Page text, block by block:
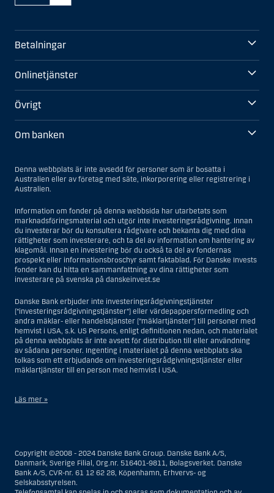
Betalningar
Onlinetjänster
Övrigt
Om banken
Denna webbplats är inte avsedd för personer som är bosatta i
Australien eller av företag med säte, inkorporering eller registrering i
Australien.
Information om fonder på denna webbsida har utarbetats som
marknadsföringsmaterial och utgör inte investeringsrådgivning. Innan
du investerar bör du konsultera rådgivare och bekanta dig med dina
rättigheter som investerare, och ta del av information om hantering av
klagomål. Innan en investering bör du också ta del av fondernas
prospekt eller informationsbroschyr samt faktablad. För Danske Invests
fonder kan du hitta en sammanfattning av dina rättigheter som
investerare på svenska på danskeinvest.se
Danske Bank erbjuder inte investeringsrådgivningstjänster
(”investeringsrådgivningstjänster”) eller värdepappersförmedling och
andra mäklar- eller handelstjänster (”mäklartjänster”) till personer med
hemvist i USA, s.k. US Persons, enligt definitionen nedan, och materialet
på denna webbplats är inte avsett för distribution till eller användning
av sådana personer. Ingenting i materialet på denna webbplats ska
tolkas som ett erbjudande om investeringsrådgivningstjänster eller
mäklartjänster till en person med hemvist i USA.
Läs mer »
agenturer som tillhör en person med hemvist i USA som bedriver
verksamhet av berättigade affärsskäl och anlitas och regleras som ett
försäkringsbolag eller bank, eller en filial till en utländsk enhet som är
belägen i USA, eller en stiftelse vars förvaltare är en US Person, om inte
Copyright ©2008 - 2024 Danske Bank Group. Danske Bank A/S,
Danmark, Sverige Filial, Org.nr. 516401-9811, Bolagsverket. Danske
Bank A/S, CVR-nr. 61 12 62 28, Köpenhamn, Erhvervs- og
Selskabsstyrelsen.